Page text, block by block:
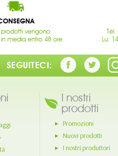
prodotti vengono
media entro 48 ore.
Lu:
SEGUITECI:
I nostri
prodotti
Promozioni
Nuovi prodotti
I nostri produttori